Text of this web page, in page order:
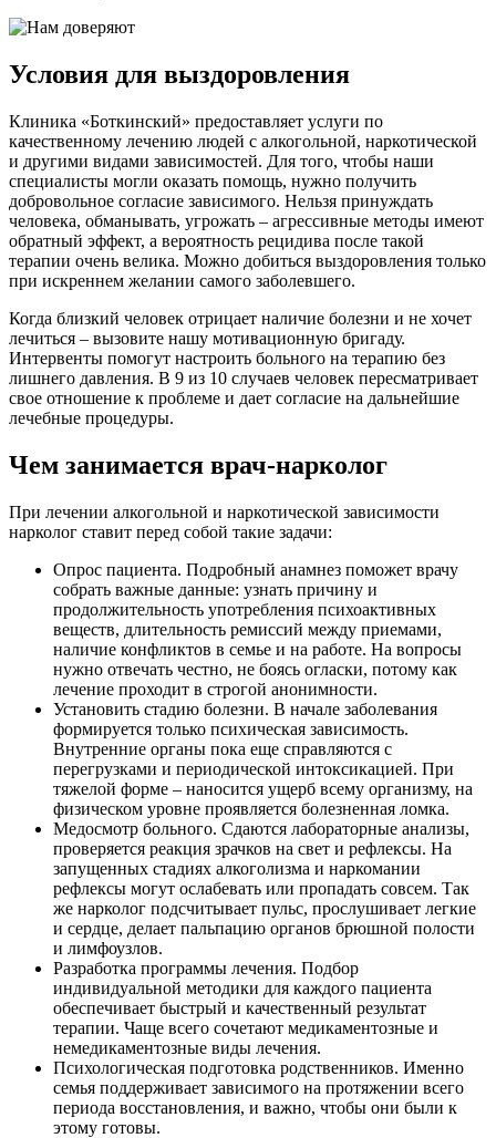
Условия для выздоровления
Клиника «Боткинский» предоставляет услуги по
качественному лечению людей с алкогольной, наркотической
и другими видами зависимостей. Для того, чтобы наши
специалисты могли оказать помощь, нужно получить
добровольное согласие зависимого. Нельзя принуждать
человека, обманывать, угрожать – агрессивные методы имеют
обратный эффект, а вероятность рецидива после такой
терапии очень велика. Можно добиться выздоровления только
при искреннем желании самого заболевшего.
Когда близкий человек отрицает наличие болезни и не хочет
лечиться – вызовите нашу мотивационную бригаду.
Интервенты помогут настроить больного на терапию без
лишнего давления. В 9 из 10 случаев человек пересматривает
свое отношение к проблеме и дает согласие на дальнейшие
лечебные процедуры.
Чем занимается врач-нарколог
При лечении алкогольной и наркотической зависимости
нарколог ставит перед собой такие задачи:
Опрос пациента. Подробный анамнез поможет врачу
собрать важные данные: узнать причину и
продолжительность употребления психоактивных
веществ, длительность ремиссий между приемами,
наличие конфликтов в семье и на работе. На вопросы
нужно отвечать честно, не боясь огласки, потому как
лечение проходит в строгой анонимности.
Установить стадию болезни. В начале заболевания
формируется только психическая зависимость.
Внутренние органы пока еще справляются с
перегрузками и периодической интоксикацией. При
тяжелой форме – наносится ущерб всему организму, на
физическом уровне проявляется болезненная ломка.
Медосмотр больного. Сдаются лабораторные анализы,
проверяется реакция зрачков на свет и рефлексы. На
запущенных стадиях алкоголизма и наркомании
рефлексы могут ослабевать или пропадать совсем. Так
же нарколог подсчитывает пульс, прослушивает легкие
и сердце, делает пальпацию органов брюшной полости
и лимфоузлов.
Разработка программы лечения. Подбор
индивидуальной методики для каждого пациента
обеспечивает быстрый и качественный результат
терапии. Чаще всего сочетают медикаментозные и
немедикаментозные виды лечения.
Психологическая подготовка родственников. Именно
семья поддерживает зависимого на протяжении всего
периода восстановления, и важно, чтобы они были к
этому готовы.